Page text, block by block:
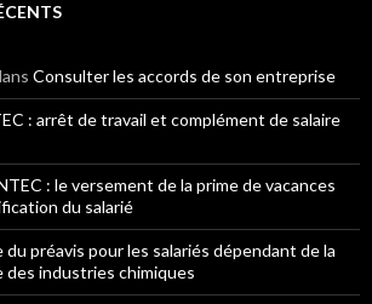
Consulter les accords de son entreprise
: arrêt de travail et complément de salaire
: le versement de la prime de vacances
du salarié
du préavis pour les salariés dépendant de la
industries chimiques